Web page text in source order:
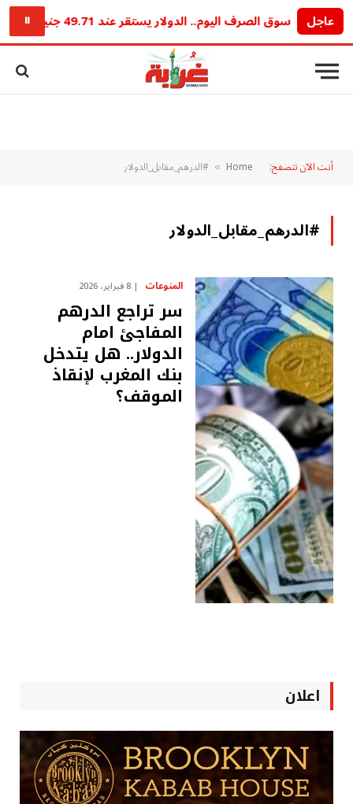
عاجل سوق الصرف اليوم.. الدولار يستقر عند 49.71 جنيه للشراء و49.85 جنيه للبيع ⏸
أنت الآن تتصفح: Home
» #الدرهم_مقابل_الدولار
#الدرهم_مقابل_الدولار
المنوعات 8 فبراير، 2026
سر تراجع الدرهم
المفاجئ امام
الدولار.. هل يتدخل
بنك المغرب لإنقاذ
الموقف؟
اعلان